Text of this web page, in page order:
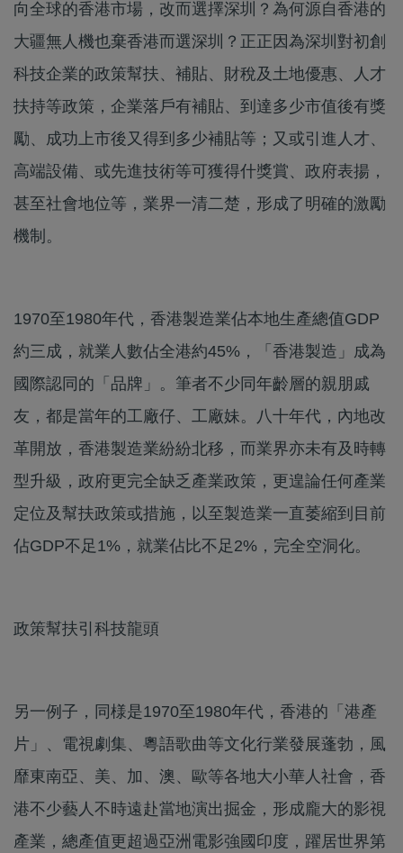
向全球的香港市場，改而選擇深圳？為何源自香港的
大疆無人機也棄香港而選深圳？正正因為深圳對初創
科技企業的政策幫扶、補貼、財稅及土地優惠、人才
扶持等政策，企業落戶有補貼、到達多少市值後有獎
勵、成功上市後又得到多少補貼等；又或引進人才、
高端設備、或先進技術等可獲得什獎賞、政府表揚，
甚至社會地位等，業界一清二楚，形成了明確的激勵
機制。
1970至1980年代，香港製造業佔本地生產總值GDP
約三成，就業人數佔全港約45%，「香港製造」成為
國際認同的「品牌」。筆者不少同年齡層的親朋戚
友，都是當年的工廠仔、工廠妹。八十年代，內地改
革開放，香港製造業紛紛北移，而業界亦未有及時轉
型升級，政府更完全缺乏產業政策，更遑論任何產業
定位及幫扶政策或措施，以至製造業一直萎縮到目前
佔GDP不足1%，就業佔比不足2%，完全空洞化。
政策幫扶引科技龍頭
另一例子，同様是1970至1980年代，香港的「港產
片」、電視劇集、粵語歌曲等文化行業發展蓬勃，風
靡東南亞、美、加、澳、歐等各地大小華人社會，香
港不少藝人不時遠赴當地演出掘金，形成龐大的影視
產業，總產值更超過亞洲電影強國印度，躍居世界第